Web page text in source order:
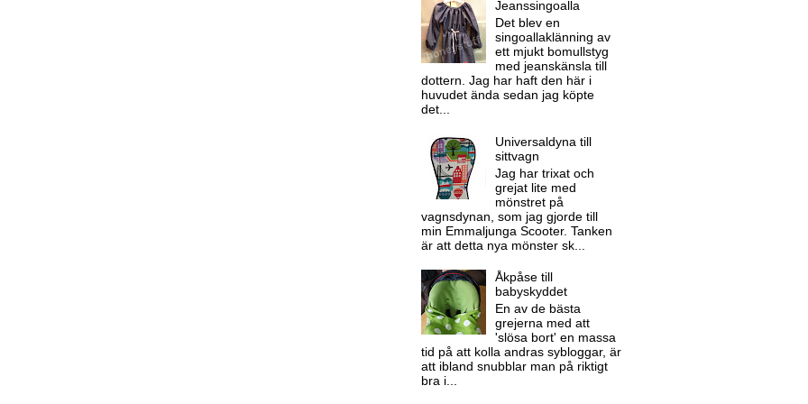
Jeanssingoalla
Det blev en
singoallaklänning av
ett mjukt bomullstyg
med jeanskänsla till
dottern. Jag har haft den här i
huvudet ända sedan jag köpte
det...
Universaldyna till
sittvagn
Jag har trixat och
grejat lite med
mönstret på
vagnsdynan, som jag gjorde till
min Emmaljunga Scooter. Tanken
är att detta nya mönster sk...
Åkpåse till
babyskyddet
En av de bästa
grejerna med att
'slösa bort' en massa
tid på att kolla andras sybloggar, är
att ibland snubblar man på riktigt
bra i...